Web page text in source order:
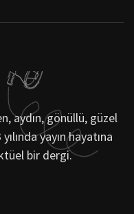
aydın, gönüllü, güzel
yayın hayatına
bir dergi.